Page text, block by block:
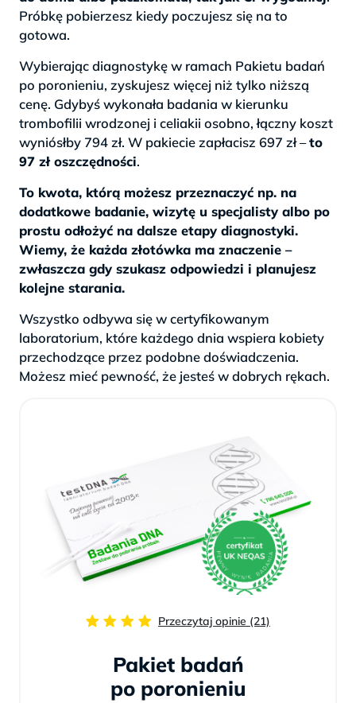
Próbkę pobierzesz kiedy poczujesz się na to
gotowa.
Wybierając diagnostykę w ramach Pakietu badań
po poronieniu, zyskujesz więcej niż tylko niższą
cenę. Gdybyś wykonała badania w kierunku
trombofilii wrodzonej i celiakii osobno, łączny koszt
wyniósłby 794 zł. W pakiecie zapłacisz 697 zł –to
97 zł oszczędności.
To kwota, którą możesz przeznaczyć np. na
dodatkowe badanie, wizytę u specjalisty albo po
prostu odłożyć na dalsze etapy diagnostyki.
Wiemy, że każda złotówka ma znaczenie –
zwłaszcza gdy szukasz odpowiedzi i planujesz
kolejne starania.
Wszystko odbywa się w certyfikowanym
laboratorium, które każdego dnia wspiera kobiety
przechodzące przez podobne doświadczenia.
Możesz mieć pewność, że jesteś w dobrych rękach.
Przeczytaj opinie (21)
Pakiet badań
po poronieniu